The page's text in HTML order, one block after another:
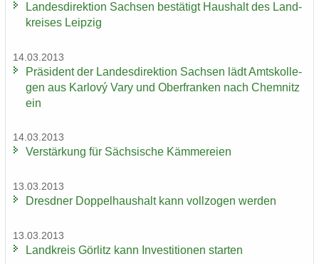
Lan­des­di­rek­ti­on Sach­sen be­stä­tigt Haus­halt des Land­
krei­ses Leip­zig
14.03.2013
Prä­si­dent der Lan­des­di­rek­ti­on Sach­sen lädt Amts­kol­le­
gen aus Karlový Vary und Ober­fran­ken nach Chem­nitz
ein
14.03.2013
Ver­stär­kung für Säch­si­sche Käm­me­rei­en
13.03.2013
Dresd­ner Dop­pel­haus­halt kann voll­zo­gen wer­den
13.03.2013
Land­kreis Gör­litz kann In­ves­ti­tio­nen star­ten